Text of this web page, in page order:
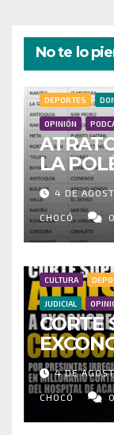
No te lo
DEPORTES
OPINIÓN
LA
CENSO
4 DE
CHOCÓ
CULTURA
JUDICIAL
CORTE
POR
4 DE
CHOCÓ